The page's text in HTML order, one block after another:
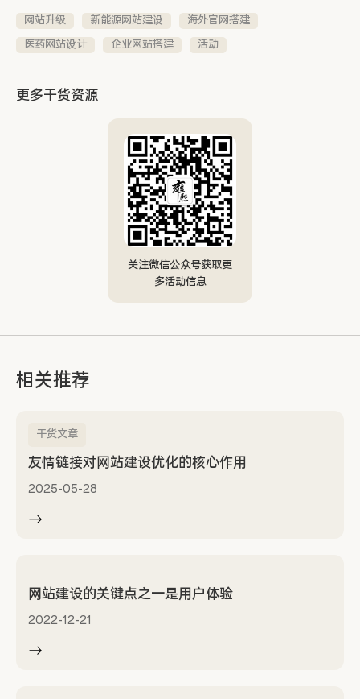
网站升级 新能源网站建设
海外官网搭建
医药网站设计
企业网站搭建 活动
更多干货资源
关注微信公众号获取更
多活动信息
相关推荐
干货文章
友情链接对网站建设优化的核心作用
2025-05-28
网站建设的关键点之一是用户体验
2022-12-21